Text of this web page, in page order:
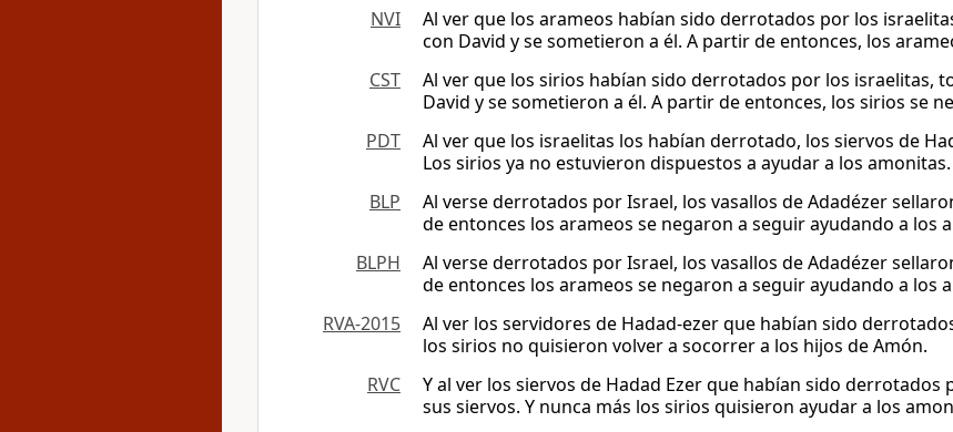
NVI
Al ver que los arameos habían sido derrotados por los
con David y se sometieron a él. A partir de entonces, los
CST
Al ver que los sirios habían sido derrotados por los israelitas,
David y se sometieron a él. A partir de entonces, los sirios se
PDT
Al ver que los israelitas los habían derrotado, los siervos de
Los sirios ya no estuvieron dispuestos a ayudar a los amonitas.
BLP
Al verse derrotados por Israel, los vasallos de Adadézer
de entonces los arameos se negaron a seguir ayudando a los
BLPH
Al verse derrotados por Israel, los vasallos de Adadézer
de entonces los arameos se negaron a seguir ayudando a los
RVA-2015
Al ver los servidores de Hadad-ezer que habían sido
los sirios no quisieron volver a socorrer a los hijos de Amón.
RVC
Y al ver los siervos de Hadad Ezer que habían sido
sus siervos. Y nunca más los sirios quisieron ayudar a los